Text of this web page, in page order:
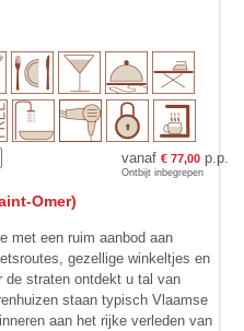
vanaf € 77,00p.p.
Ontbijt inbegrepen
Omer)
met een ruim aanbod aan
gezellige winkeltjes en
de straten ontdekt u tal van
staan typisch Vlaamse
aan het rijke verleden van